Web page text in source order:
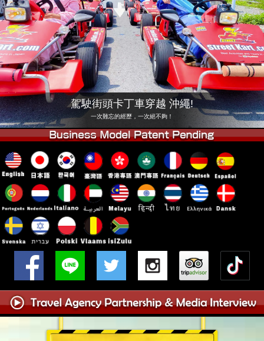
公司 預訂
更換店鋪
東京品川 #1 東京秋葉原#1
東京秋葉原#2 東京澀谷
東京澀谷附屬 東京灣
東京淺草 大阪
沖繩
駕駛街頭卡丁車穿越 沖繩!
一次難忘的經歷，一次絕不夠！